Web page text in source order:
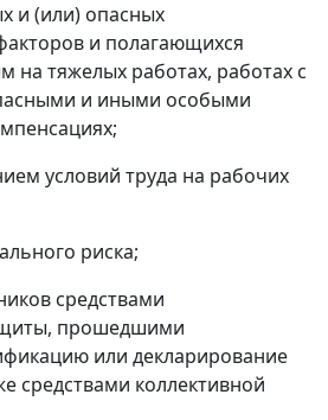
и (или) опасных
и полагающихся
на тяжелых работах, работах с
и иными особыми
условий труда на рабочих
риска;
средствами
прошедшими
или декларирование
средствами коллективной